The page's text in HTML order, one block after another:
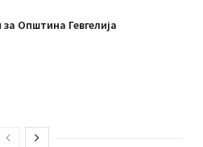
Општина Гевгелија